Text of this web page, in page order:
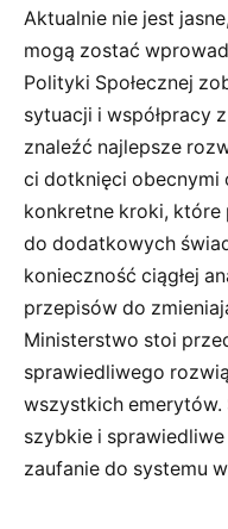
Aktualnie nie jest
mogą zostać
Polityki Społecznej
sytuacji i współpracy
znaleźć najlepsze
ci dotknięci obecnymi
konkretne kroki,
do dodatkowych
konieczność ciągłej
przepisów do
Ministerstwo stoi
sprawiedliwego
wszystkich emerytów.
szybkie i
zaufanie do systemu